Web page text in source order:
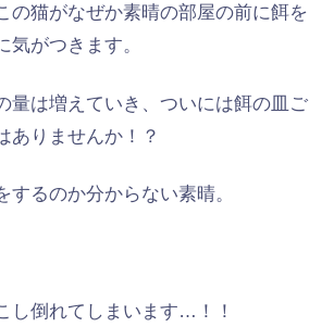
の猫がなぜか素晴の部屋の前に餌を
気がつきます。
量は増えていき、ついには餌の皿ご
ありませんか！？
するのか分からない素晴。
し倒れてしまいます…！！